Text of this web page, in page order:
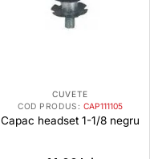
CUVETE
COD PRODUS: CAP111105
Capac headset 1-1/8 negru